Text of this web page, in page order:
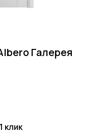
Галерея
клик